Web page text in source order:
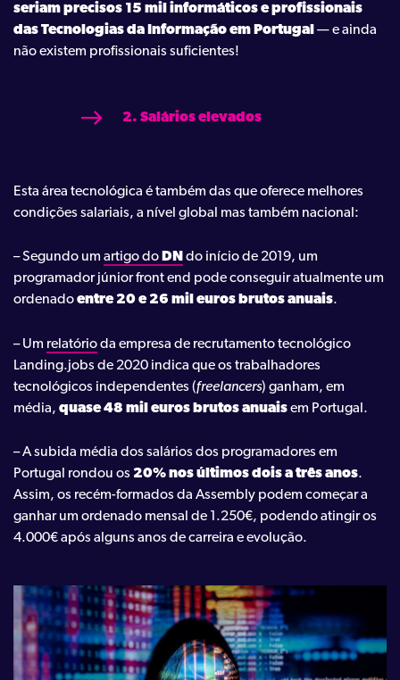
seriam precisos 15 mil informáticos e profissionais
das Tecnologias da Informação em Portugal — e ainda
não existem profissionais suficientes!
2. Salários elevados
Esta área tecnológica é também das que oferece melhores
condições salariais, a nível global mas também nacional:
– Segundo um artigo doDNdo início de 2019, um
programador júnior front end pode conseguir atualmente um
ordenadoentre 20 e 26 mil euros brutos anuais.
– Um relatórioda empresa de recrutamento tecnológico
Landing.jobs de 2020 indica que os trabalhadores
tecnológicos independentes (freelancers) ganham, em
média, quase 48 mil euros brutos anuaisem Portugal.
– A subida média dos salários dos programadores em
Portugal rondou os 20% nos últimos dois a três anos.
Assim, os recém-formados da Assembly podem começar a
ganhar um ordenado mensal de 1.250€, podendo atingir os
4.000€ após alguns anos de carreira e evolução.